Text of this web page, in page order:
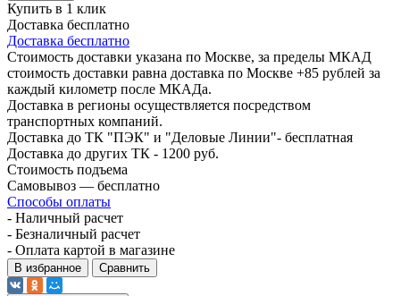
Купить в 1 клик
Доставка бесплатно
Доставка бесплатно
Стоимость доставки указана по Москве, за пределы МКАД
стоимость доставки равна доставка по Москве +85 рублей за
каждый километр после МКАДа.
Доставка в регионы осуществляется посредством
транспортных компаний.
Доставка до ТК "ПЭК" и "Деловые Линии"- бесплатная
Доставка до других ТК - 1200 руб.
Стоимость подъема
Самовывоз — бесплатно
Способы оплаты
- Наличный расчет
- Безналичный расчет
- Оплата картой в магазине
В избранное Сравнить